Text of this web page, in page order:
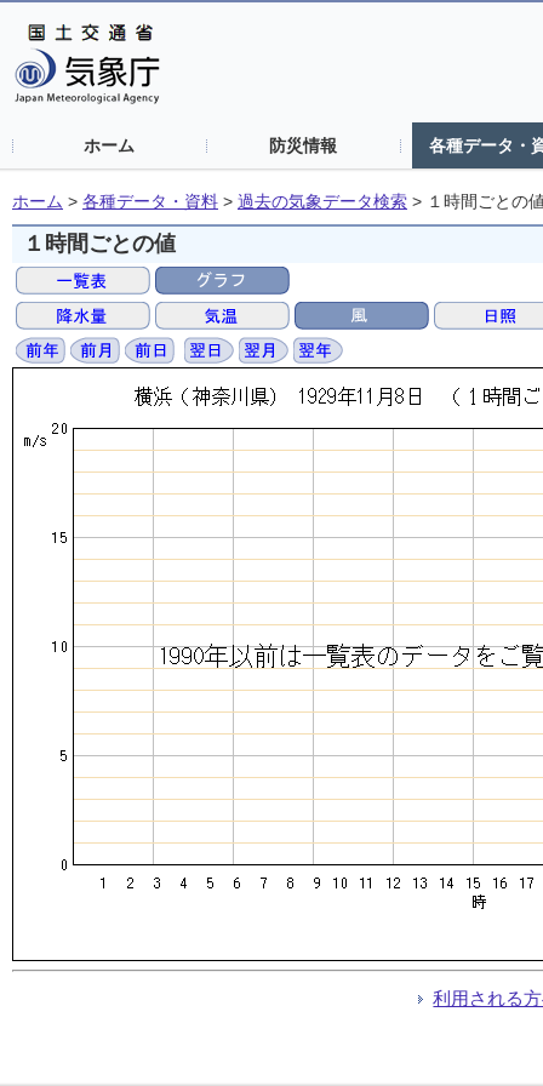
ホーム 防災情報 各種データ・
ホーム > 各種データ・資料 > 過去の気象データ検索 > １時間ごとの
１時間ごとの値
利用される